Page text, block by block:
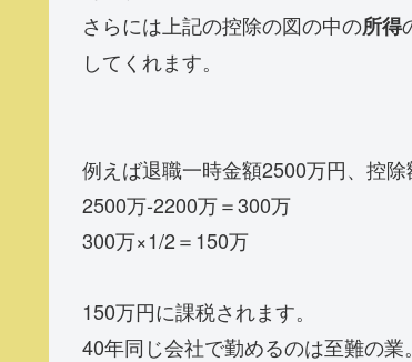
さらには上記の控除の図の中の所得
してくれます。
例えば退職一時金額2500万円、控
2500万-2200万＝300万
300万×1/2＝150万
150万円に課税されます。
40年同じ会社で勤めるのは至難の業